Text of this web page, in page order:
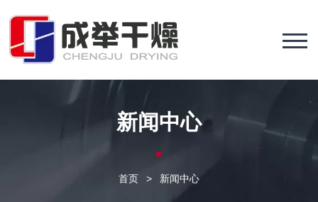
新闻中心
首页 > 新闻中心